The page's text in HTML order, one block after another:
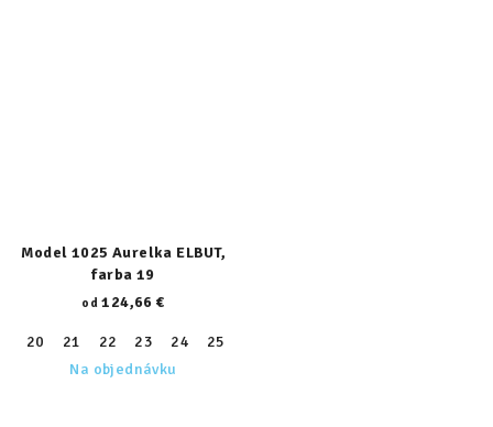
Model 1025 Aurelka ELBUT,
farba 19
od 124,66 €
20 21 22 23 24 25
Na objednávku